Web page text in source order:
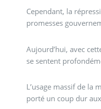
Cependant, la
promesses
Aujourd’hui, avec
se sentent
L’usage massif de la
porté un coup dur